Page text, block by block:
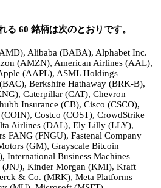
る 60 銘柄は次のとおりです。
Alibaba (BABA), Alphabet Inc.
(AMZN), American Airlines (AAL),
(AAPL), ASML Holdings
Berkshire Hathaway (BRK-B),
Caterpillar (CAT), Chevron
Insurance (CB), Cisco (CSCO),
Costco (COST), CrowdStrike
Airlines (DAL), Ely Lilly (LLY),
FANG (FNGU), Fastenal Company
(GM), Grayscale Bitcoin
International Business Machines
Kinder Morgan (KMI), Kraft
& Co. (MRK), Meta Platforms